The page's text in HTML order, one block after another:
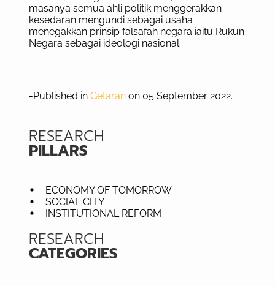
masanya semua ahli politik menggerakkan
kesedaran mengundi sebagai usaha
menegakkan prinsip falsafah negara iaitu Rukun
Negara sebagai ideologi nasional.
-Published in Getaranon 05 September 2022.
RESEARCH
PILLARS
ECONOMY OF TOMORROW
SOCIAL CITY
INSTITUTIONAL REFORM
RESEARCH
CATEGORIES